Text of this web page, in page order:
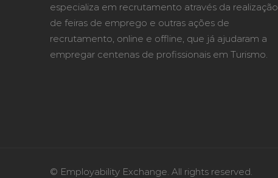
especializa em recrutamento através da realização
de feiras de emprego e outras ações de
recrutamento, online e offline, que já ajudaram a
empregar centenas de profissionais em Turismo.
© Employability Exchange. All rights reserved.